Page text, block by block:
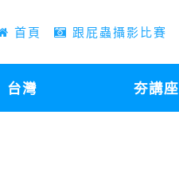
首頁 跟屁蟲攝影比賽
台灣 夯講座